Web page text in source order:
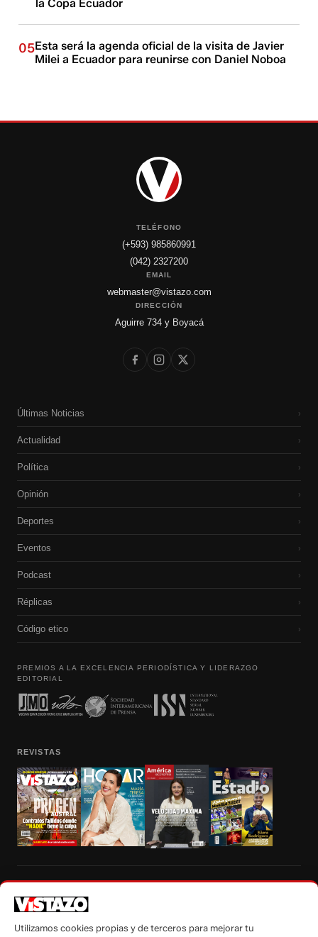
la Copa Ecuador
05Esta será la agenda oficial de la visita de Javier
Milei a Ecuador para reunirse con Daniel Noboa
TELÉFONO
(+593) 985860991
(042) 2327200
EMAIL
webmaster@vistazo.com
DIRECCIÓN
Aguirre 734 y Boyacá
Últimas Noticias ›
Actualidad ›
Política ›
Opinión ›
Deportes ›
Eventos ›
Podcast ›
Réplicas ›
Código etico ›
PREMIOS A LA EXCELENCIA PERIODÍSTICA Y LIDERAZGO
EDITORIAL
REVISTAS
autorización escrita de su titular, de todos los contenidos de Vistazo.com.
Utilizamos cookies propias y de terceros para mejorar tu